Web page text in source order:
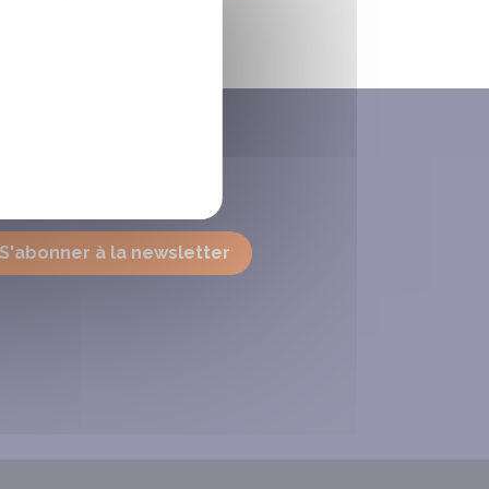
S'abonner à la newsletter